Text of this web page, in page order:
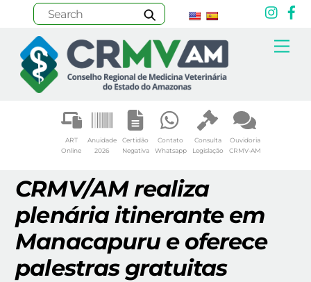
content
ART
Online
Anuidade
2026
Certidão
Negativa
Contato
Whatsapp
Consulta
Legislação
Ouvidoria
CRMV-AM
CRMV/AM realiza
plenária itinerante em
Manacapuru e oferece
palestras gratuitas